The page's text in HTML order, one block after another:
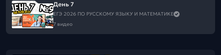
День 7
ЕГЭ 2026 ПО РУССКОМУ ЯЗЫКУ И МАТЕМАТИКЕ
7 видео